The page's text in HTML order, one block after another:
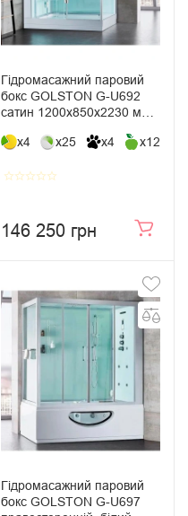
Гідромасажний паровий
бокс GOLSTON G-U692
сатин 1200х850х2230 мм
x4
x25 x4 x12
star_borderstar_borderstar_borderstar_borderstar_border
146 250 грн
Гідромасажний паровий
бокс GOLSTON G-U697